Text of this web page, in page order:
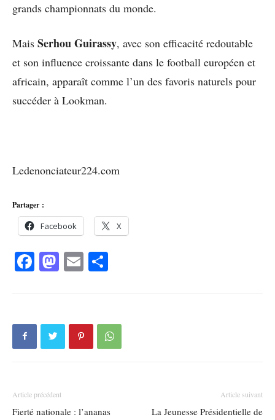
grands championnats du monde.
Mais Serhou Guirassy, avec son efficacité redoutable
et son influence croissante dans le football européen et
africain, apparaît comme l’un des favoris naturels pour
succéder à Lookman.
Ledenonciateur224.com
Partager :
Facebook X
Facebook
Mastodon
Email
Article précédent
Fierté nationale : l’ananas
Article suivant
La Jeunesse Présidentielle de